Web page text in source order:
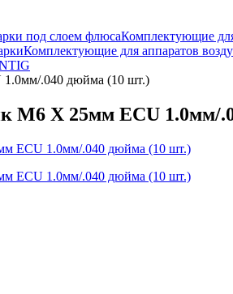
под слоем флюсаКомплектующие
Комплектующие для аппаратов
.040 дюйма (10 шт.)
M6 X 25мм ECU 1.0мм/